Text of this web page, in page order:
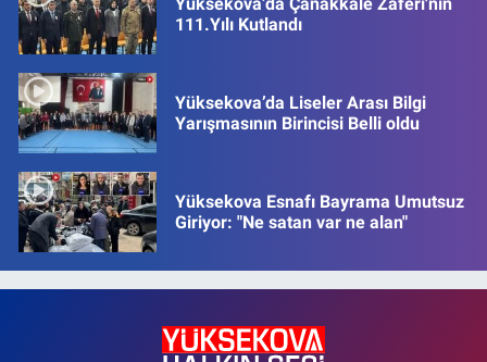
111.Yılı Kutlandı
Yüksekova’da Liseler Arası Bilgi
Yarışmasının Birincisi Belli oldu
Yüksekova Esnafı Bayrama Umutsuz
Giriyor: "Ne satan var ne alan"